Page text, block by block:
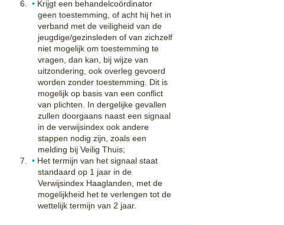
Krijgt een behandelcoördinator
geen toestemming, of acht hij het in
verband met de veiligheid van de
jeugdige/gezinsleden of van zichzelf
niet mogelijk om toestemming te
vragen, dan kan, bij wijze van
uitzondering, ook overleg gevoerd
worden zonder toestemming. Dit is
mogelijk op basis van een conflict
van plichten. In dergelijke gevallen
zullen doorgaans naast een signaal
in de verwijsindex ook andere
stappen nodig zijn, zoals een
melding bij Veilig Thuis;
Het termijn van het signaal staat
standaard op 1 jaar in de
Verwijsindex Haaglanden, met de
mogelijkheid het te verlengen tot de
wettelijk termijn van 2 jaar.